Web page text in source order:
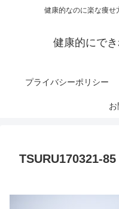
健康的なのに楽な痩せ
健康的にで
プライバシーポリシー
TSURU170321-